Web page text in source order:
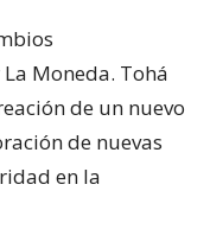
Moneda. Tohá
de un nuevo
de nuevas
en la